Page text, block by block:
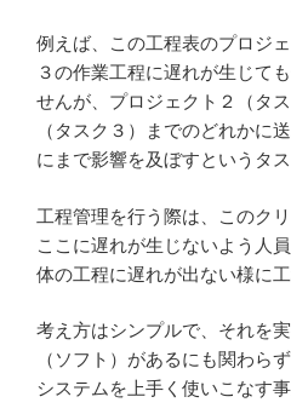
例えば、この工程表のプロジ
３の作業工程に遅れが生じて
せんが、プロジェクト２（タ
（タスク３）までのどれかに
にまで影響を及ぼすというタ
工程管理を行う際は、このク
ここに遅れが生じないよう人
体の工程に遅れが出ない様に
考え方はシンプルで、それを
（ソフト）があるにも関わら
システムを上手く使いこなす